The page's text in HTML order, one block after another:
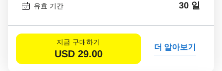
유효 기간 30 일
지금 구매하기
USD 29.00
더 알아보기